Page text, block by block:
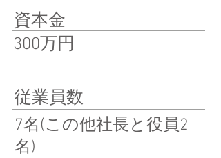
資本金
300万円
従業員数
7名(この他社長と役員2
名)